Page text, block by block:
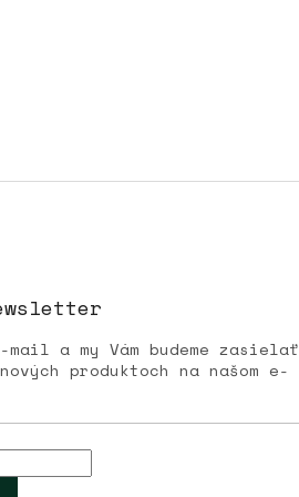
a my Vám budeme zasielať
produktoch na našom e-